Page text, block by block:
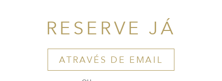
RESERVE JÁ
ATRAVÉS DE EMAIL